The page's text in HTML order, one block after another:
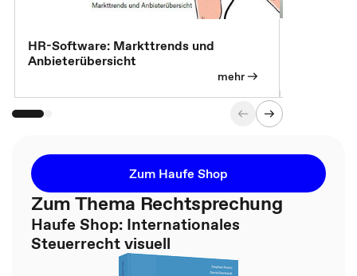
HR-Software: Markttrends und
Anbieterübersicht
mehr
Zum Haufe Shop
Zum Thema Rechtsprechung
Haufe Shop: Internationales
Steuerrecht visuell